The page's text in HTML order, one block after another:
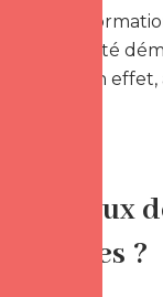
De plus, la
Cette pluralité
affectives. En
Les idéaux
affectives ?